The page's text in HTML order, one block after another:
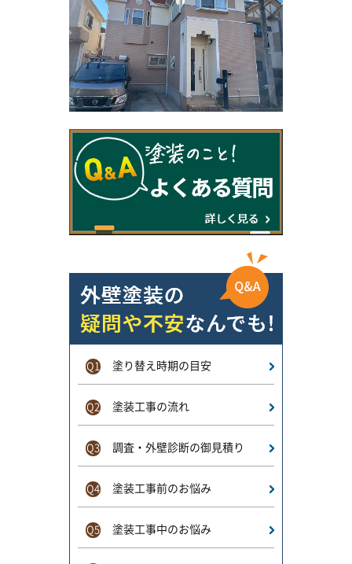
Q1 塗り替え時期の目安
Q2 塗装工事の流れ
Q3 調査・外壁診断の御見積り
Q4 塗装工事前のお悩み
Q5 塗装工事中のお悩み